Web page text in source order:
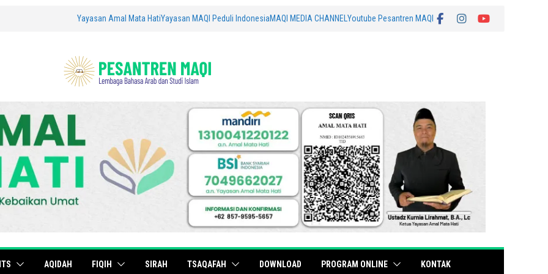
Yayasan Amal Mata HatiYayasan MAQI Peduli IndonesiaMAQI MEDIA CHANNEL Youtube Pesantren MAQI
AQIDAH FIQIH SIRAH TSAQAFAH DOWNLOAD PROGRAM ONLINE KONTAK